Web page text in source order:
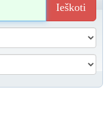
Ieškoti